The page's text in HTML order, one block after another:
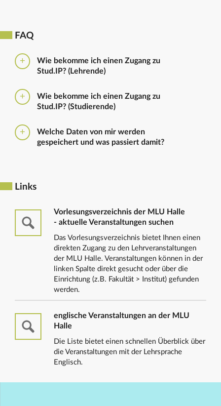
FAQ
Wie bekomme ich einen Zugang zu
Stud.IP? (Lehrende)
folgendenFormularHaben Sie bereits eine
universitäre E-Mail-Adresse, reicht ein formloser
nicht die Einrichtung zu nennen in die Sie
eingetragen werden sollen.
Wie bekomme ich einen Zugang zu
Stud.IP? (Studierende)
Nutzerkennzeichen und dem Passwort, das ihr mit
euren Immatrikulationsunterlagen erhalten habt. Das
Welche Daten von mir werden
gespeichert und was passiert damit?
Links
Vorlesungsverzeichnis der MLU Halle
- aktuelle Veranstaltungen suchen
Das Vorlesungsverzeichnis bietet Ihnen einen
direkten Zugang zu den Lehrveranstaltungen
der MLU Halle. Veranstaltungen können in der
linken Spalte direkt gesucht oder über die
Einrichtung (z.B. Fakultät > Institut) gefunden
werden.
englische Veranstaltungen an der MLU
Halle
Die Liste bietet einen schnellen Überblick über
die Veranstaltungen mit der Lehrsprache
Englisch.